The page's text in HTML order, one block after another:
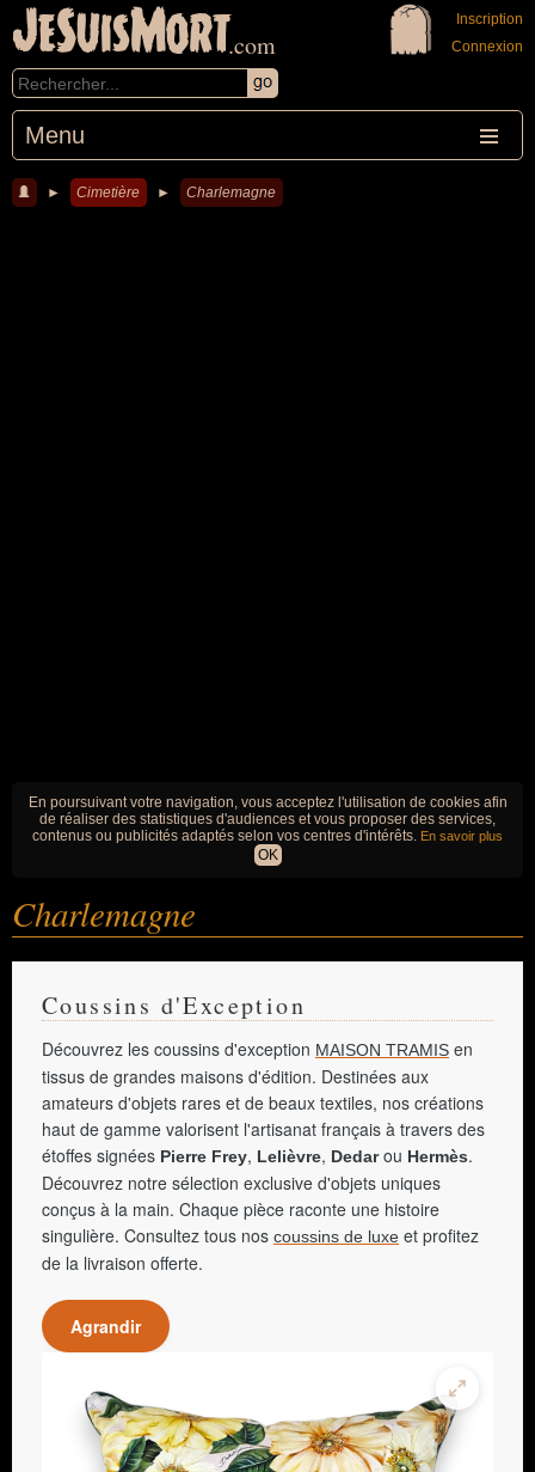
JeSuisMort.com
Menu
Inscription
Connexion
► Cimetière ► Charlemagne
En poursuivant votre navigation, vous acceptez l'utilisation de cookies afin
de réaliser des statistiques d'audiences et vous proposer des services,
contenus ou publicités adaptés selon vos centres d'intérêts. En savoir plus
OK
Charlemagne
Coussins d'Exception
Découvrez les coussins d'exception MAISON TRAMIS en
tissus de grandes maisons d'édition. Destinées aux
amateurs d'objets rares et de beaux textiles, nos créations
haut de gamme valorisent l'artisanat français à travers des
étoffes signées Pierre Frey, Lelièvre, Dedarou Hermès.
Découvrez notre sélection exclusive d'objets uniques
conçus à la main. Chaque pièce raconte une histoire
singulière. Consultez tous nos coussins de luxe et profitez
de la livraison offerte.
Agrandir